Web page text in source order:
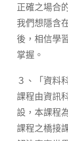
正確之場合
我們想隱含
後，相信學
掌握。
３、「資料
課程由資訊
設，本課程
課程之橋接